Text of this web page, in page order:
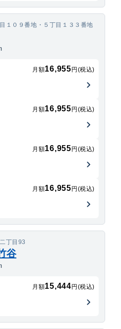
１０９番地・５丁目１３３番地
月額16,955 円(税込)
月額16,955 円(税込)
月額16,955 円(税込)
月額16,955 円(税込)
丁目93
谷
月額15,444 円(税込)